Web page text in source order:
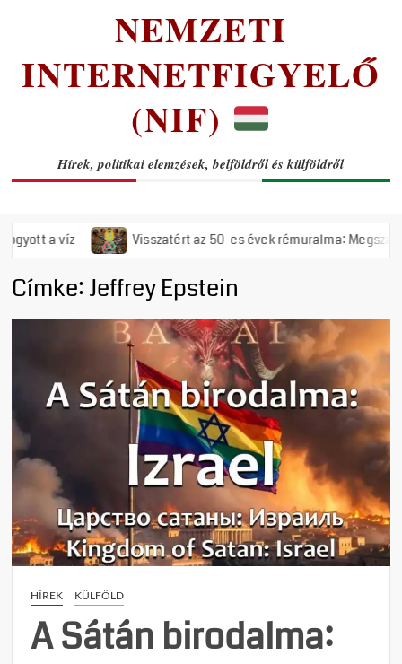
NEMZETI
INTERNETFIGYELŐ
(NIF)
Hírek, politikai elemzések, belföldről és külföldről
víz Visszatért az 50-es évek rémuralma: Megszavazta
Címke:Jeffrey Epstein
HÍREK KÜLFÖLD
A Sátán birodalma: